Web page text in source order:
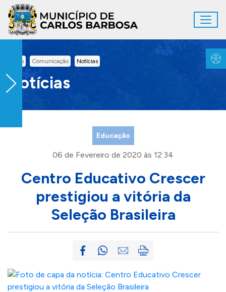
Ir para conteúdo principal
Inicio Comunicação Notícias
Notícias
Educação
06 de Fevereiro de 2020 às 12:34
Centro Educativo Crescer
prestigiou a vitória da
Seleção Brasileira